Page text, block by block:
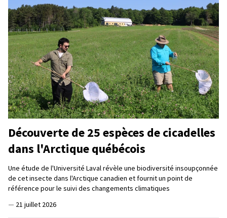
Découverte de 25 espèces de cicadelles
dans l'Arctique québécois
Une étude de l'Université Laval révèle une biodiversité insoupçonnée
de cet insecte dans l'Arctique canadien et fournit un point de
référence pour le suivi des changements climatiques
— 21 juillet 2026